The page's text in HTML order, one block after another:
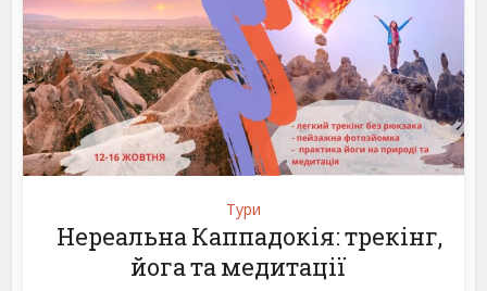
Тури
Нереальна Каппадокія: трекінг,
йога та медитації